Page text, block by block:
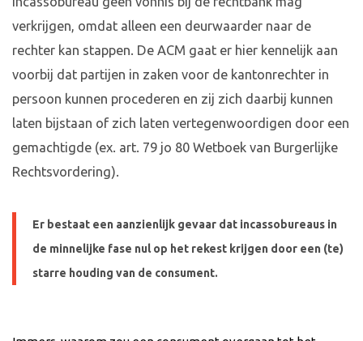
verkrijgen, omdat alleen een deurwaarder naar de
rechter kan stappen. De ACM gaat er hier kennelijk aan
voorbij dat partijen in zaken voor de kantonrechter in
persoon kunnen procederen en zij zich daarbij kunnen
laten bijstaan of zich laten vertegenwoordigen door een
gemachtigde (ex. art. 79 jo 80 Wetboek van Burgerlijke
Rechtsvordering).
Er bestaat een aanzienlijk gevaar dat incassobureaus in
de minnelijke fase nul op het rekest krijgen door een (te)
starre houding van de consument.